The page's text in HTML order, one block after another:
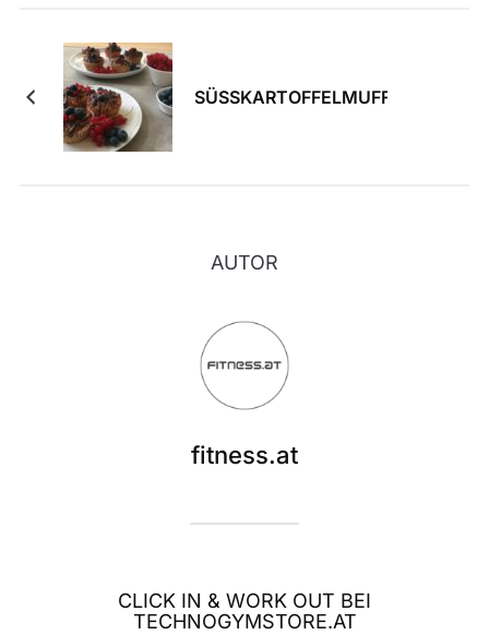
SÜSSKARTOFFELMUFFINS
AUTOR
fitness.at
CLICK IN & WORK OUT BEI
TECHNOGYMSTORE.AT